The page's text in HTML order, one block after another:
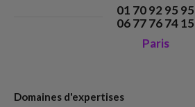
01 70 92 95 95
06 77 76 74 15
Paris
Domaines d'expertises